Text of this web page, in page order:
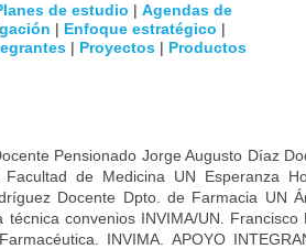
de estudio | Agendas de
| Enfoque estratégico |
| Proyectos | Productos
Pensionado Jorge Augusto Díaz
de Medicina UN Esperanza
Docente Dpto. de Farmacia UN
convenios INVIMA/UN. Francisco
INVIMA. APOYO